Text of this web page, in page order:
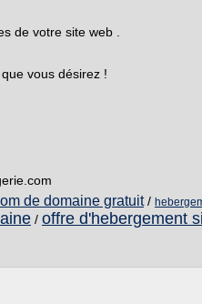
de votre site web .
vous désirez !
de domaine gratuit/
/ offre d'hebergement